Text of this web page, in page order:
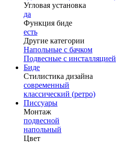
Угловая установка
да
Функция биде
есть
Другие категории
Напольные с бачком
Подвесные с инсталляцией
Биде
Стилистика дизайна
современный
классический (ретро)
Писсуары
Монтаж
подвесной
напольный
Цвет